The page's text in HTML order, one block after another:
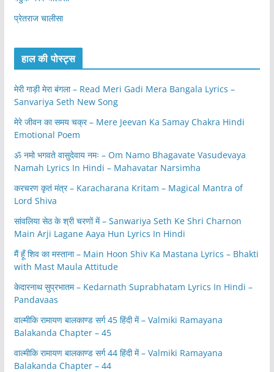
प्रेतराज चालीसा
हाल की पोस्ट्स
मेरी गाड़ी मेरा बंगला – Read Meri Gadi Mera Bangala Lyrics –
Sanvariya Seth New Song
मेरे जीवन का समय चक्र – Mere Jeevan Ka Samay Chakra Hindi
Emotional Poem
ॐ नमो भगवते वासुदेवाय नमः – Om Namo Bhagavate Vasudevaya
Namah Lyrics In Hindi – Mahavatar Narsimha
करचरण कृतं मंत्र – Karacharana Kritam – Magical Mantra of
Lord Shiva
सांवलिया सेठ के श्री चरणों में – Sanwariya Seth Ke Shri Charnon
Main Arji Lagane Aaya Hun Lyrics In Hindi
मैं हूँ शिव का मस्ताना – Main Hoon Shiv Ka Mastana Lyrics – Bhakti
with Mast Maula Attitude
केदारनाथ सुप्रभातम – Kedarnath Suprabhatam Lyrics In Hindi –
Pandavaas
वाल्मीकि रामायण बालकाण्ड सर्ग 45 हिंदी में – Valmiki Ramayana
Balakanda Chapter – 45
वाल्मीकि रामायण बालकाण्ड सर्ग 44 हिंदी में – Valmiki Ramayana
Balakanda Chapter – 44